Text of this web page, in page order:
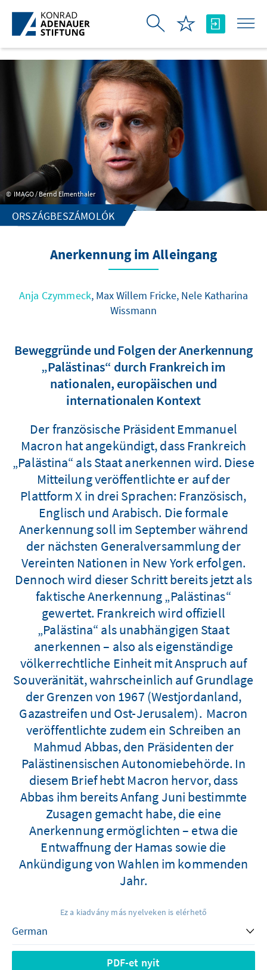
Ugrás a fő tartalomhoz
IMAGO / Bernd Elmenthaler
ORSZÁGBESZÁMOLÓK
Anerkennung im Alleingang
Anja Czymmeck, Max Willem Fricke, Nele Katharina
Wissmann
Beweggründe und Folgen der Anerkennung
„Palästinas“ durch Frankreich im
nationalen, europäischen und
internationalen Kontext
Der französische Präsident Emmanuel
Macron hat angekündigt, dass Frankreich
„Palästina“ als Staat anerkennen wird. Diese
Mitteilung veröffentlichte er auf der
Plattform X in drei Sprachen: Französisch,
Englisch und Arabisch. Die formale
Anerkennung soll im September während
der nächsten Generalversammlung der
Vereinten Nationen in New York erfolgen.
Dennoch wird dieser Schritt bereits jetzt als
faktische Anerkennung „Palästinas“
gewertet. Frankreich wird offiziell
„Palästina“ als unabhängigen Staat
anerkennen – also als eigenständige
völkerrechtliche Einheit mit Anspruch auf
Souveränität, wahrscheinlich auf Grundlage
der Grenzen von 1967 (Westjordanland,
Gazastreifen und Ost-Jerusalem). Macron
veröffentlichte zudem ein Schreiben an
Mahmud Abbas, den Präsidenten der
Palästinensischen Autonomiebehörde. In
diesem Brief hebt Macron hervor, dass
Abbas ihm bereits Anfang Juni bestimmte
Zusagen gemacht habe, die eine
Anerkennung ermöglichten – etwa die
Entwaffnung der Hamas sowie die
Ankündigung von Wahlen im kommenden
Jahr.
Ez a kiadvány más nyelveken is elérhető
PDF-et nyit